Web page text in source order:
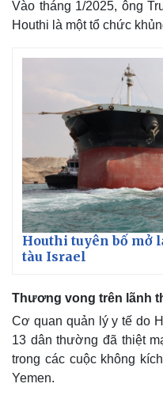
Vào tháng 1/2025, ông
Houthi là một tổ chức
Houthi tuyên bố mở
tàu Israel
Thương vong trên lãnh
Cơ quan quản lý y tế do
13 dân thường đã thiệt
trong các cuộc không
Yemen.